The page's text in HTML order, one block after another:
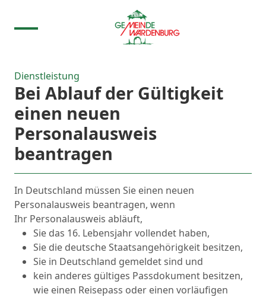
Dienstleistung
Bei Ablauf der Gültigkeit
einen neuen
Personalausweis
beantragen
In Deutschland müssen Sie einen neuen
Personalausweis beantragen, wenn
Ihr Personalausweis abläuft,
Sie das 16. Lebensjahr vollendet haben,
Sie die deutsche Staatsangehörigkeit besitzen,
Sie in Deutschland gemeldet sind und
kein anderes gültiges Passdokument besitzen,
wie einen Reisepass oder einen vorläufigen